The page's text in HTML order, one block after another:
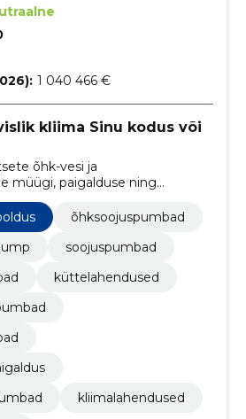
1 040 466 €
kliima Sinu kodus või
õhk-vesi ja
müügi, paigalduse ning
klientidele energiatõhusaid ja
kliimalahendusi.õhksoojuspumbad
soojuspumbad
küttelahendused
kliimalahendused